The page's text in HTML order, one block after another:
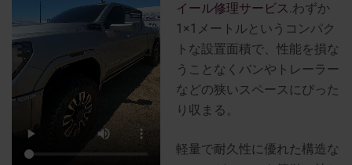
イール修理サービス.わずか
1×1メートルというコンパク
トな設置面積で、性能を損な
うことなくバンやトレーラー
などの狭いスペースにぴった
り収まる。
軽量で耐久性に優れた構造な